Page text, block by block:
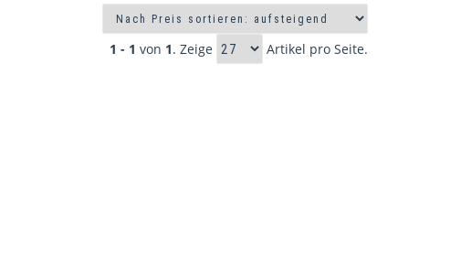
1 - 1 von 1. Zeige Artikel pro Seite.